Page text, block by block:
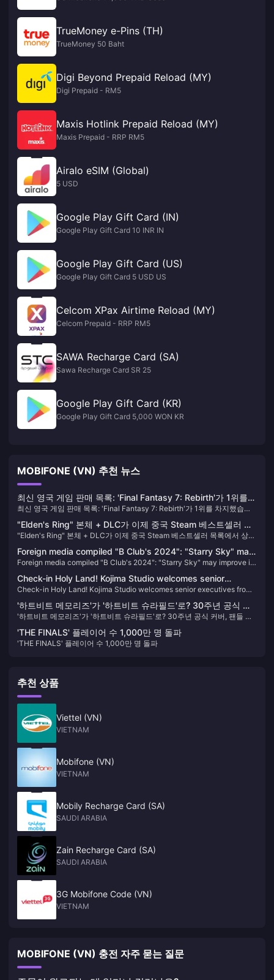
TrueMoney e-Pins (TH)
TrueMoney 50 Baht
Digi Beyond Prepaid Reload (MY)
Digi Prepaid - RM5
Maxis Hotlink Prepaid Reload (MY)
Maxis Prepaid - RRP RM5
Airalo eSIM (Global)
5 USD
Google Play Gift Card (IN)
Google Play Gift Card 10 INR IN
Google Play Gift Card (US)
Google Play Gift Card 5 USD US
Celcom XPax Airtime Reload (MY)
Celcom Prepaid - RRP RM5
SAWA Recharge Card (SA)
Sawa Recharge Card SR 25
Google Play Gift Card (KR)
Google Play Gift Card 5,000 WON KR
MOBIFONE (VN) 추천 뉴스
최신 영국 게임 판매 목록: 'Final Fantasy 7: Rebirth'가 1위를
차지했습니다.
최신 영국 게임 판매 목록: 'Final Fantasy 7: Rebirth'가 1위를 차지했습니
"Elden's Ring" 본체 + DLC가 이제 중국 Steam 베스트셀러 목
록에서 상위 2위 자리를 차지했습니다.
"Elden's Ring" 본체 + DLC가 이제 중국 Steam 베스트셀러 목록에서 상위
Foreign media compiled "B Club's 2024": "Starry Sky" may
improve its reputation with the launch of DLC
Foreign media compiled "B Club's 2024": "Starry Sky" may improve its
Check-in Holy Land! Kojima Studio welcomes senior
executives from SIE and “COD” developer to visit again
Check-in Holy Land! Kojima Studio welcomes senior executives from
'하트비트 메모리즈'가 '하트비트 슈라필드'로? 30주년 공식 커
버, 팬들 사이에서 열띤 토론 불러일으키다
'하트비트 메모리즈'가 '하트비트 슈라필드'로? 30주년 공식 커버, 팬들 사
'THE FINALS' 플레이어 수 1,000만 명 돌파
'THE FINALS' 플레이어 수 1,000만 명 돌파
추천 상품
Viettel (VN)
VIETNAM
Mobifone (VN)
VIETNAM
Mobily Recharge Card (SA)
SAUDI ARABIA
Zain Recharge Card (SA)
SAUDI ARABIA
3G Mobifone Code (VN)
VIETNAM
MOBIFONE (VN) 충전 자주 묻는 질문